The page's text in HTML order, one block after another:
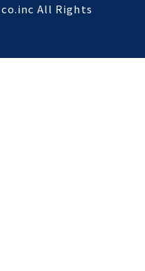
All Rights